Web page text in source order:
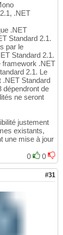
.NET
.NET
Standard 2.1.
par le
Standard 2.1.
framework .NET
2.1. Le
Standard
dépendront de
ne seront
justement
existants,
une mise à jour
0
0
#31